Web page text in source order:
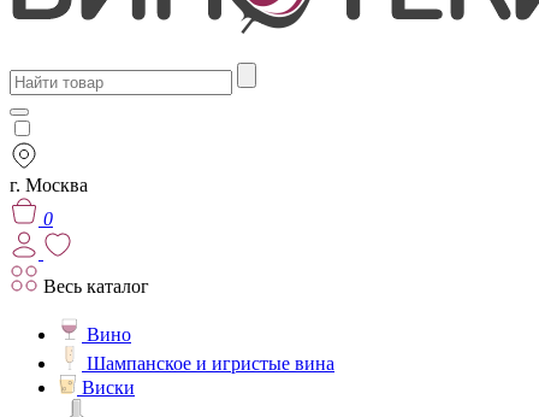
г. Москва
0
Весь каталог
Вино
Шампанское и игристые вина
Виски